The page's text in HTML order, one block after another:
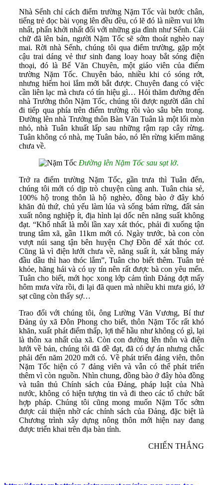
Nhà Sếnh chỉ cách điểm trường Nặm Tốc vài bước chân,
tiếng trẻ đọc bài vọng lên đều đều, có lẽ đó là niềm vui lớn
nhất, phấn khởi nhất đối với những gia đình như Sếnh. Cái
chữ đã lên bản, người Nặm Tốc sẽ sớm thoát nghèo nay
mai. Rời nhà Sếnh, chúng tôi qua điểm trường, gặp một
cậu trai dáng vẻ thư sinh đang loay hoay bắt sóng điện
thoại, đó là Bế Văn Chuyên, một giáo viên của điểm
trường Nặm Tốc. Chuyên bảo, nhiều khi có sóng rớt,
nhưng hiếm hoi lắm mới bắt được. Chuyên đang có việc
cần liên lạc mà chưa có tín hiệu gì… Hỏi thăm đường đến
nhà Trưởng thôn Nặm Tốc, chúng tôi được người dân chỉ
đi tiếp qua phía trên điểm trường rồi vào sâu bên trong.
Đường lên nhà Trưởng thôn Bàn Văn Tuân là một lối mòn
nhỏ, nhà Tuân khuất lấp sau những rậm rạp cây rừng.
Tuân không có nhà, mẹ Tuân bảo, nó lên rừng kiếm măng
chưa về.
Đường lên Nặm Tốc sau sạt lở.
Trở ra điểm trường Nặm Tốc, gần trưa thì Tuân đến,
chúng tôi mới có dịp trò chuyện cùng anh. Tuân chia sẻ,
100% hộ trong thôn là hộ nghèo, đồng bào ở đây khó
khăn đủ thứ, chủ yếu làm lúa và sống bám rừng, đất sản
xuất nông nghiệp ít, địa hình lại dốc nên năng suất không
đạt. “Khổ nhất là mỗi lần xay xát thóc, phải đi xuống tận
trung tâm xã, gần 11km mới có. Ngày trước, bà con còn
vượt núi sang tận bên huyện Chợ Đồn để xát thóc cơ.
Cũng là vì điện lưới chưa về, năng suất ít, xát bằng máy
đầu dầu thì hao thóc lắm”, Tuân cho biết thêm. Tuân trẻ
khỏe, hăng hái và có uy tín nên rất được bà con yêu mến.
Tuân cho biết, mới học xong lớp cảm tình Đảng đợt mấy
hôm mưa vừa rồi, đi lại đã quen mà nhiều khi mưa gió, lở
sạt cũng còn thấy sợ…
Trao đổi với chúng tôi, ông Lường Văn Vương, Bí thư
Đảng ủy xã Đôn Phong cho biết, thôn Nặm Tốc rất khó
khăn, xuất phát điểm thấp, lợi thế hầu như không có gì, lại
là thôn xa nhất của xã. Còn con đường lên thôn và điện
lưới về bản, chúng tôi đã đề đạt, đã có dự án nhưng chắc
phải đến năm 2020 mới có. Về phát triển đảng viên, thôn
Nặm Tốc hiện có 7 đảng viên và vẫn có thể phát triển
thêm vì còn nguồn. Nhìn chung, đồng bào ở đây hòa đồng
và tuân thủ Chính sách của Đảng, pháp luật của Nhà
nước, không có hiện tượng tin và đi theo các tổ chức bất
hợp pháp. Chúng tôi cũng mong muốn Nặm Tốc sớm
được cải thiện nhờ các chính sách của Đảng, đặc biệt là
Chương trình xây dựng nông thôn mới hiện nay đang
được triển khai trên địa bàn tỉnh.
CHIẾN THẮNG